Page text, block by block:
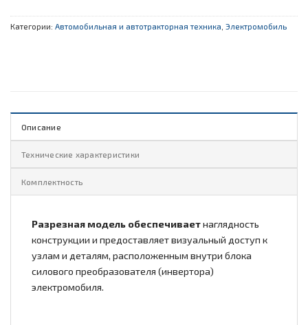
Категории: Автомобильная и автотракторная техника Электромобиль
Описание
Технические характеристики
Комплектность
Разрезная модель обеспечиваетнаглядность
конструкции и предоставляет визуальный доступ к
узлам и деталям, расположенным внутри блока
силового преобразователя (инвертора)
электромобиля.